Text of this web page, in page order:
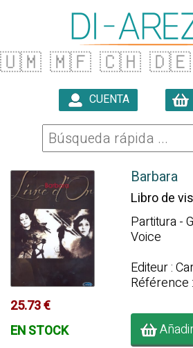
🇺🇲 🇲🇫 🇨🇭 🇩🇪
CUENTA
25.73 €
EN STOCK
Barbara
Libro de
Partitura -
Voice
Editeur :
Référence